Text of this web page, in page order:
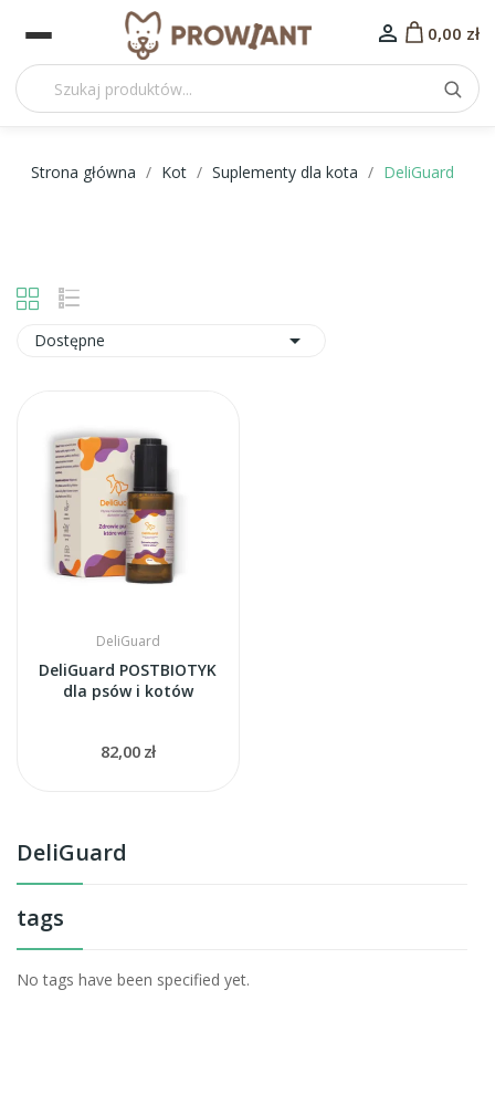
 0,00 zł
Strona główna Kot Suplementy dla kota DeliGuard
DeliGuard
tags
No tags have been specified yet.
Dostępne 
DeliGuard
DeliGuard POSTBIOTYK
dla psów i kotów
82,00 zł